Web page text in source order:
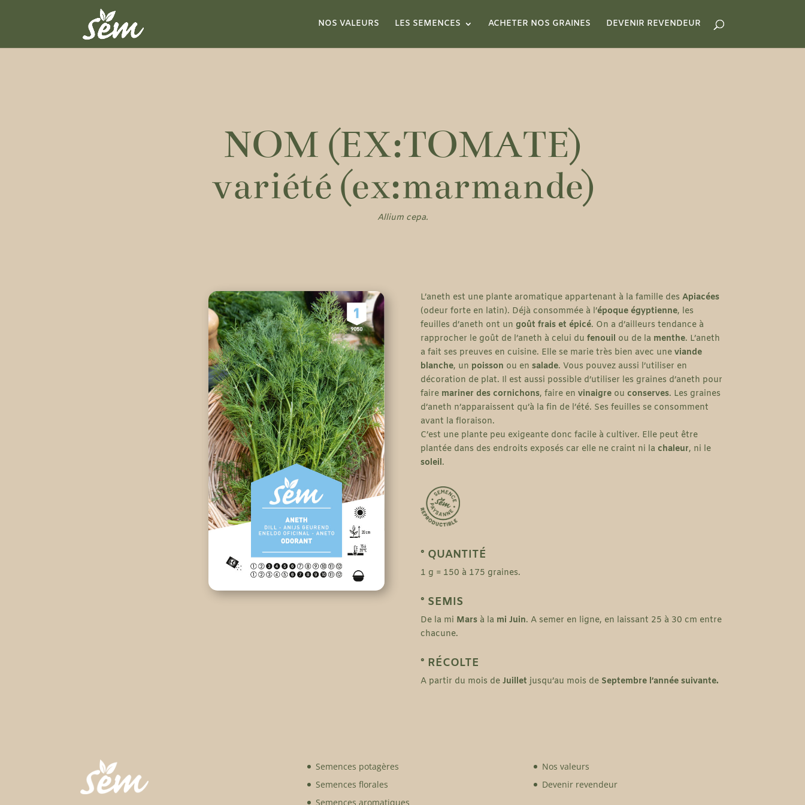
NOS VALEURS LES SEMENCES ACHETER NOS GRAINES DEVENIR REVENDEUR
NOM (EX:TOMATE)
variété (ex:marmande)
Allium cepa.
L’aneth est une plante aromatique appartenant à la famille des Apiacées
(odeur forte en latin). Déjà consommée à l’époque égyptienne, les
feuilles d’aneth ont un goût frais et épicé. On a d’ailleurs tendance à
rapprocher le goût de l’aneth à celui du fenouil ou de la menthe. L’aneth
a fait ses preuves en cuisine. Elle se marie très bien avec une viande
blanche, un poisson ou en salade. Vous pouvez aussi l’utiliser en
décoration de plat. Il est aussi possible d’utiliser les graines d’aneth pour
faire mariner des cornichons, faire en vinaigreou conserves. Les graines
d’aneth n’apparaissent qu’à la fin de l’été. Ses feuilles se consomment
avant la floraison.
C’est une plante peu exigeante donc facile à cultiver. Elle peut être
plantée dans des endroits exposés car elle ne craint ni la chaleur, ni le
soleil.
° QUANTITÉ
1 g = 150 à 175 graines.
° SEMIS
De la mi Marsà la mi Juin. A semer en ligne, en laissant 25 à 30 cm entre
chacune.
° RÉCOLTE
A partir du mois de Juillet jusqu’au mois deSeptembre l’année suivante.
Semences potagères
Semences florales
Semences aromatiques
Nos valeurs
Devenir revendeur